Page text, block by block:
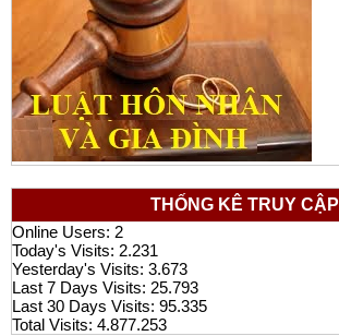
THỐNG KÊ TRUY CẬP
Online Users: 2
Today's Visits: 2.231
Yesterday's Visits: 3.673
Last 7 Days Visits: 25.793
Last 30 Days Visits: 95.335
Total Visits: 4.877.253